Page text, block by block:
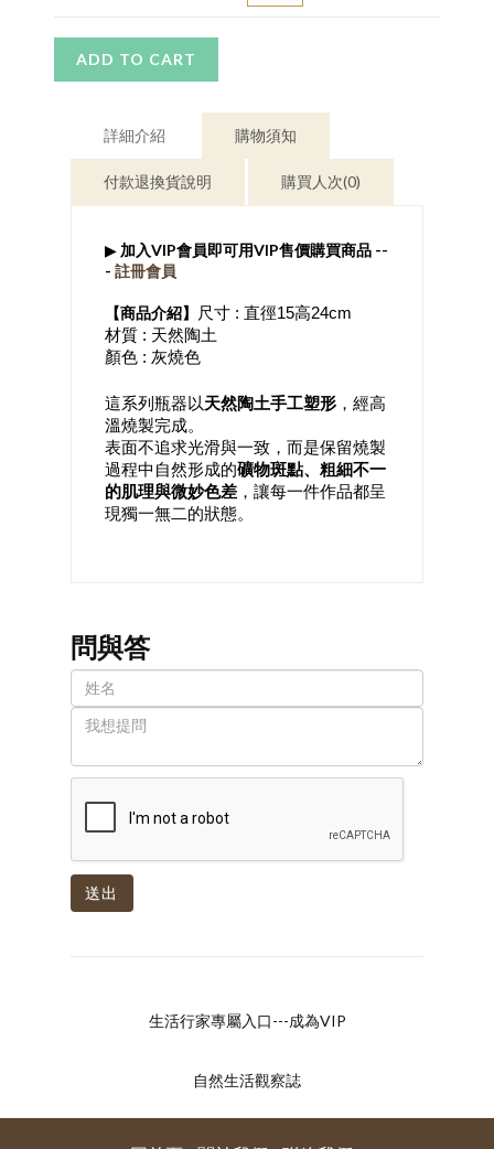
ADD TO CART
詳細介紹 購物須知
付款退換貨說明 購買人次(0)
▶ 加入VIP會員即可用VIP售價購買商品 --
- 註冊會員
​【商品介紹】
尺寸 : 直徑15高24cm
材質 : 天然陶土
顏色 : 灰燒色
這系列瓶器以天然陶土手工塑形 ，經高
溫燒製完成。
表面不追求光滑與一致，而是保留燒製
過程中自然形成的礦物斑點、粗細不一
的肌理與微妙色差 ，讓每一件作品都呈
現獨一無二的狀態。
問與答
送出
生活行家專屬入口---成為VIP
自然生活觀察誌